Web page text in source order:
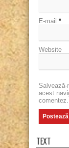
E-mail *
Website
acest
comentez.
TEXT